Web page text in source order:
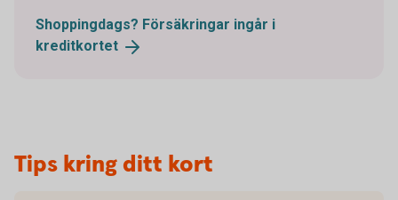
Shoppingdags? Försäkringar ingår i
kreditkortet
Tips kring ditt kort